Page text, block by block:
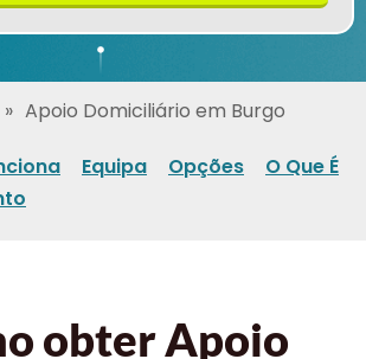
» Apoio Domiciliário em Burgo
Equipa Opções
O Que É
obter Apoio